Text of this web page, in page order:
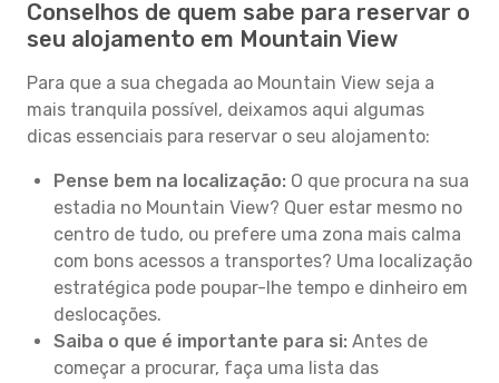
Conselhos de quem sabe para reservar o
seu alojamento em Mountain View
Para que a sua chegada ao Mountain View seja a
mais tranquila possível, deixamos aqui algumas
dicas essenciais para reservar o seu alojamento:
Pense bem na localização: O que procura na sua
estadia no Mountain View? Quer estar mesmo no
centro de tudo, ou prefere uma zona mais calma
com bons acessos a transportes? Uma localização
estratégica pode poupar-lhe tempo e dinheiro em
deslocações.
Saiba o que é importante para si: Antes de
começar a procurar, faça uma lista das